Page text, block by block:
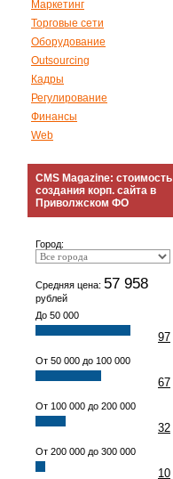
Маркетинг
Торговые сети
Оборудование
Outsourcing
Кадры
Регулирование
Финансы
Web
CMS Magazine: стоимость
создания корп. сайта в
Приволжском ФО
Город:
Средняя цена: 57 958
рублей
До 50 000
97
От 50 000 до 100 000
67
От 100 000 до 200 000
32
От 200 000 до 300 000
10